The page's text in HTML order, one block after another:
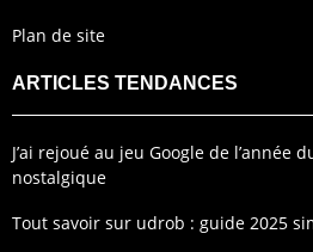
Plan de site
ARTICLES TENDANCES
J’ai rejoué au jeu Google de l’année
nostalgique
Tout savoir sur udrob : guide 2025